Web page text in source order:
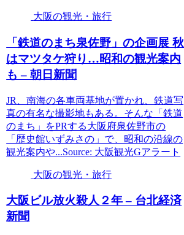
大阪の観光・旅行
「鉄道のまち泉佐野」の企画展 秋
はマツタケ狩り…昭和の観光案内
も – 朝日新聞
JR、南海の各車両基地が置かれ、鉄道写
真の有名な撮影地もある。そんな「鉄道
のまち」をPRする大阪府泉佐野市の
「歴史館いずみさの」で、昭和の沿線の
観光案内や...Source: 大阪観光Gアラート
大阪の観光・旅行
大阪ビル放火殺人２年 – 台北経済
新聞